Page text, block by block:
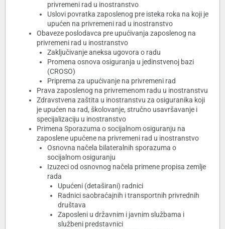
privremeni rad u inostranstvo
Uslovi povratka zaposlenog pre isteka roka na koji je
upućen na privremeni rad u inostranstvo
Obaveze poslodavca pre upućivanja zaposlenog na
privremeni rad u inostranstvo
Zaključivanje aneksa ugovora o radu
Promena osnova osiguranja u jedinstvenoj bazi
(CROSO)
Priprema za upućivanje na privremeni rad
Prava zaposlenog na privremenom radu u inostranstvu
Zdravstvena zaštita u inostranstvu za osiguranika koji
je upućen na rad, školovanje, stručno usavršavanje i
specijalizaciju u inostranstvo
Primena Sporazuma o socijalnom osiguranju na
zaposlene upućene na privremeni rad u inostranstvo
Osnovna načela bilateralnih sporazuma o
socijalnom osiguranju
Izuzeci od osnovnog načela primene propisa zemlje
rada
Upućeni (detaširani) radnici
Radnici saobraćajnih i transportnih privrednih
društava
Zaposleni u državnim i javnim službama i
službeni predstavnici